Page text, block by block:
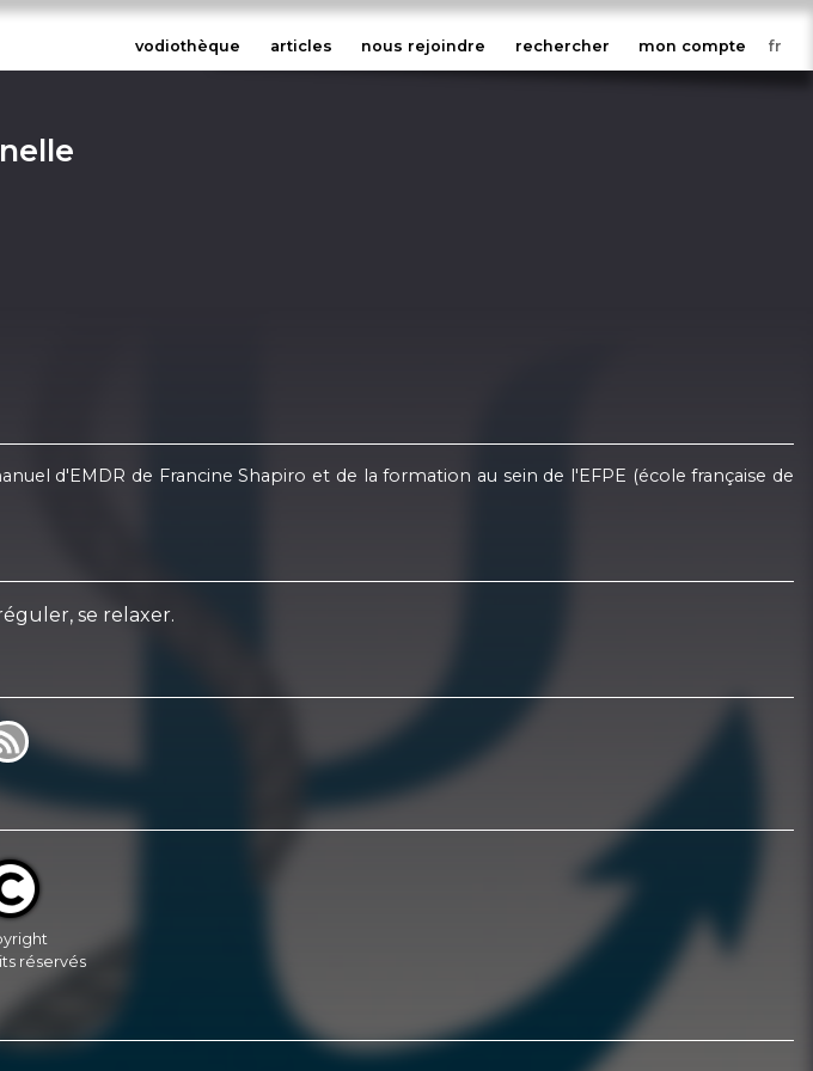
vodiothèque articles nous rejoindre rechercher mon compte
d'EMDR de Francine Shapiro et de la formation au sein de l'EFPE (école française de
se relaxer.
réservés